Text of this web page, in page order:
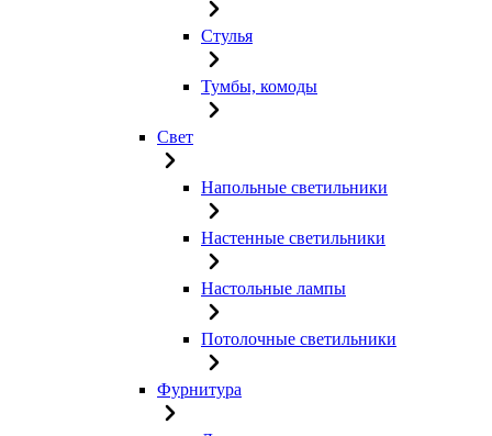
Стулья
Тумбы, комоды
Свет
Напольные светильники
Настенные светильники
Настольные лампы
Потолочные светильники
Фурнитура